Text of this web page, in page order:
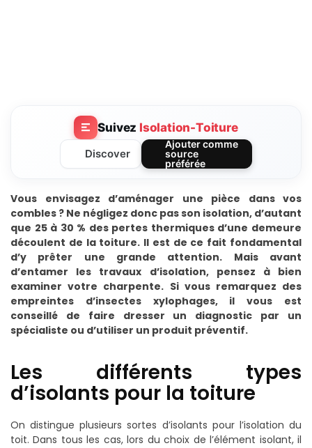
Suivez Isolation-Toiture
Discover
Ajouter comme
source
préférée
Vous envisagez d’aménager une pièce dans vos
combles ? Ne négligez donc pas son isolation, d’autant
que 25 à 30 % des pertes thermiques d’une demeure
découlent de la toiture. Il est de ce fait fondamental
d’y prêter une grande attention. Mais avant
d’entamer les travaux d’isolation, pensez à bien
examiner votre charpente. Si vous remarquez des
empreintes d’insectes xylophages, il vous est
conseillé de faire dresser un diagnostic par un
spécialiste ou d’utiliser un produit préventif.
Les différents types
d’isolants pour la toiture
On distingue plusieurs sortes d’isolants pour l’isolation du
toit. Dans tous les cas, lors du choix de l’élément isolant, il